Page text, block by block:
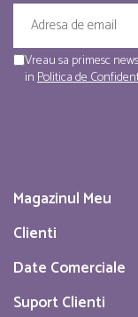
Vreau sa primesc
inPolitica de
Magazinul Meu
Clienti
Date Comerciale
Suport Clienti